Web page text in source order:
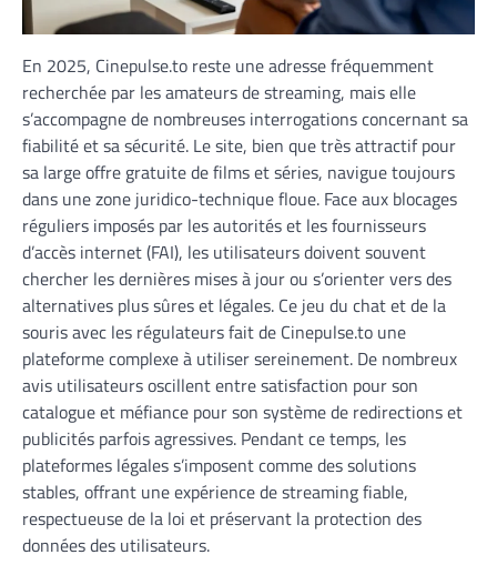
En 2025, Cinepulse.to reste une adresse fréquemment
recherchée par les amateurs de streaming, mais elle
s’accompagne de nombreuses interrogations concernant sa
fiabilité et sa sécurité. Le site, bien que très attractif pour
sa large offre gratuite de films et séries, navigue toujours
dans une zone juridico-technique floue. Face aux blocages
réguliers imposés par les autorités et les fournisseurs
d’accès internet (FAI), les utilisateurs doivent souvent
chercher les dernières mises à jour ou s’orienter vers des
alternatives plus sûres et légales. Ce jeu du chat et de la
souris avec les régulateurs fait de Cinepulse.to une
plateforme complexe à utiliser sereinement. De nombreux
avis utilisateurs oscillent entre satisfaction pour son
catalogue et méfiance pour son système de redirections et
publicités parfois agressives. Pendant ce temps, les
plateformes légales s’imposent comme des solutions
stables, offrant une expérience de streaming fiable,
respectueuse de la loi et préservant la protection des
données des utilisateurs.